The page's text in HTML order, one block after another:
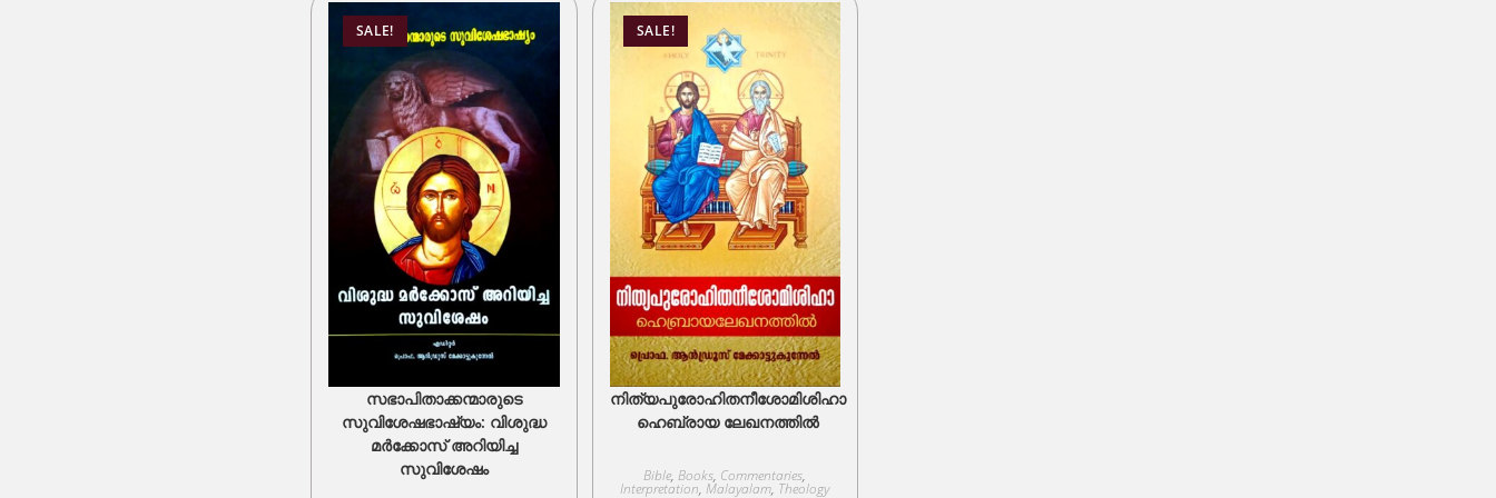
SALE!
സഭാപിതാക്കന്മാരുടെ
സുവിശേഷഭാഷ്യം: വിശുദ്ധ
മർക്കോസ് അറിയിച്ച
സുവിശേഷം
SALE!
നിത്യപുരോഹിതനീശോമിശിഹാ
ഹെബ്രായ ലേഖനത്തിൽ
Bible,Books, Commentaries,
Interpretation, Malayalam, Theology